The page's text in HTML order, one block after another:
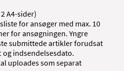
A4-sider)
for ansøger med max. 10
for ansøgningen. Yngre
submittede artikler forudsat
indsendelsesdato.
uploades som separat